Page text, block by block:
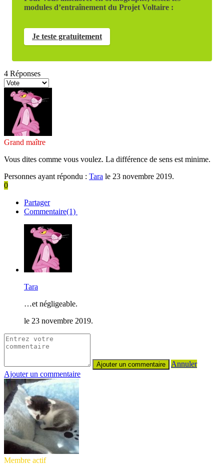
modules d’entraînement du Projet Voltaire :
Je teste gratuitement
4 Réponses
Grand maître
Vous dites comme vous voulez. La différence de sens est minime.
Personnes ayant répondu : Tara le 23 novembre 2019.
0
Partager
Commentaire(1)
Tara
…et négligeable.
le 23 novembre 2019.
Annuler
Ajouter un commentaire
Membre actif